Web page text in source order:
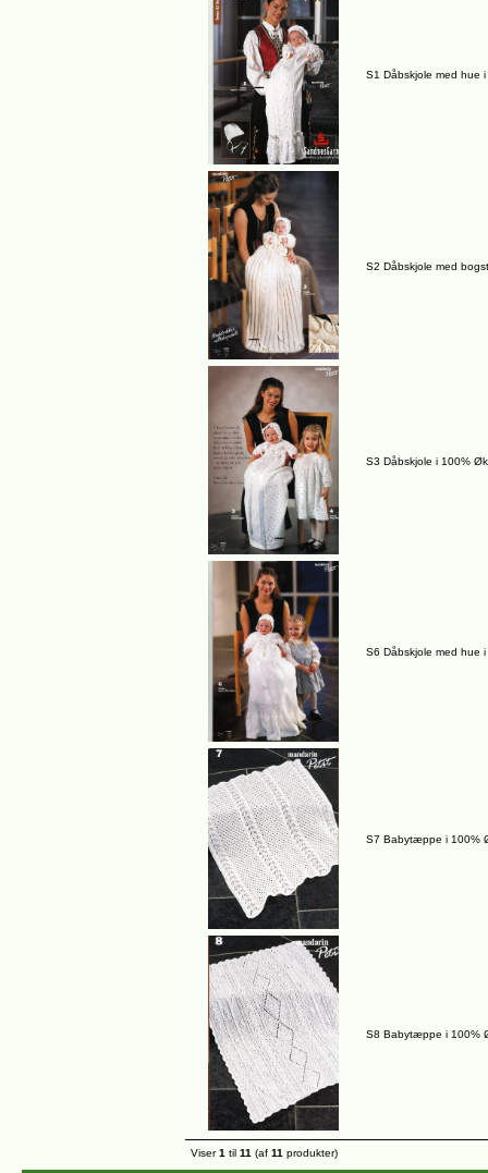
S1 Dåbskjole med hue
S2 Dåbskjole med
S3 Dåbskjole i 100%
S6 Dåbskjole med hue
S7 Babytæppe i 100%
S8 Babytæppe i 100%
Viser1 til 11 (af 11 produkter)